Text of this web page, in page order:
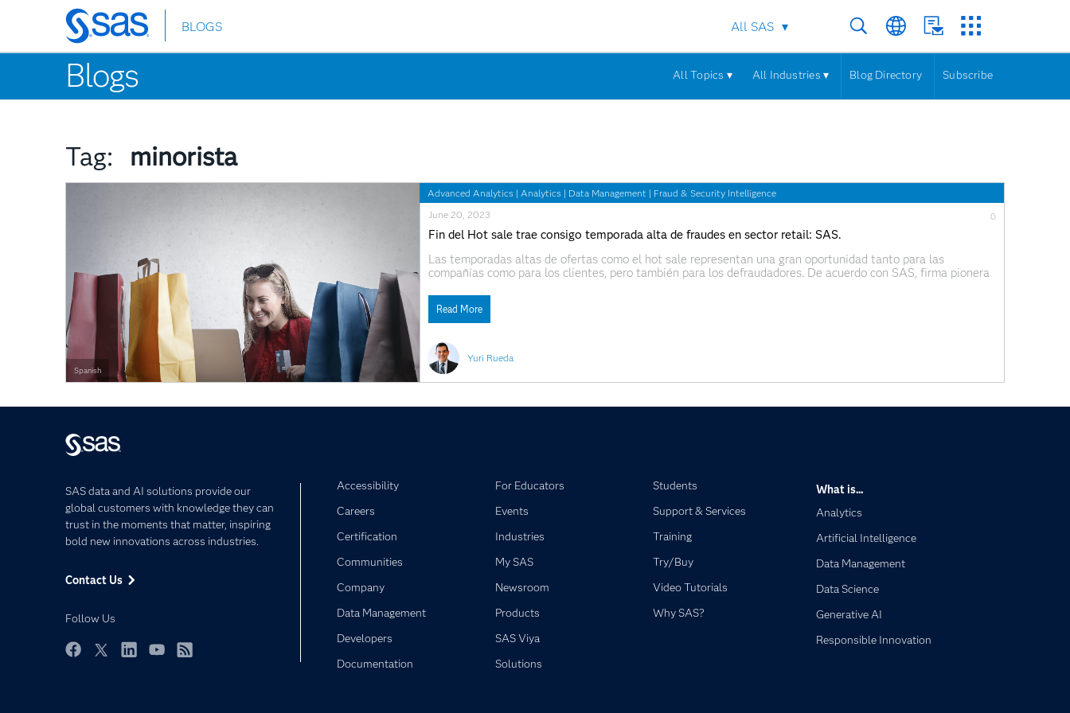
Skip
to
main
content
BLOGS All SAS
Blogs All Topics ▾ All Industries ▾ Blog Directory Subscribe
Tag: minorista
Advanced Analytics | Analytics | Data Management | Fraud & Security Intelligence
Yuri Rueda
June 20, 2023 0
Fin del Hot sale trae consigo temporada alta de fraudes en sector retail: SAS.
Las temporadas altas de ofertas como el hot sale representan una gran oportunidad tanto para las
compañías como para los clientes, pero también para los defraudadores. De acuerdo con SAS, firma pionera
transacciones
Read More
Spanish
SAS data and AI solutions provide our
global customers with knowledge they can
trust in the moments that matter, inspiring
bold new innovations across industries.
Contact Us
Follow Us
Accessibility
Careers
Certification
Communities
Company
Data Management
Developers
Documentation
For Educators
Events
Industries
My SAS
Newsroom
Products
SAS Viya
Solutions
Students
Support & Services
Training
Try/Buy
Video Tutorials
Why SAS?
What is...
Analytics
Artificial Intelligence
Data Management
Data Science
Generative AI
Responsible Innovation